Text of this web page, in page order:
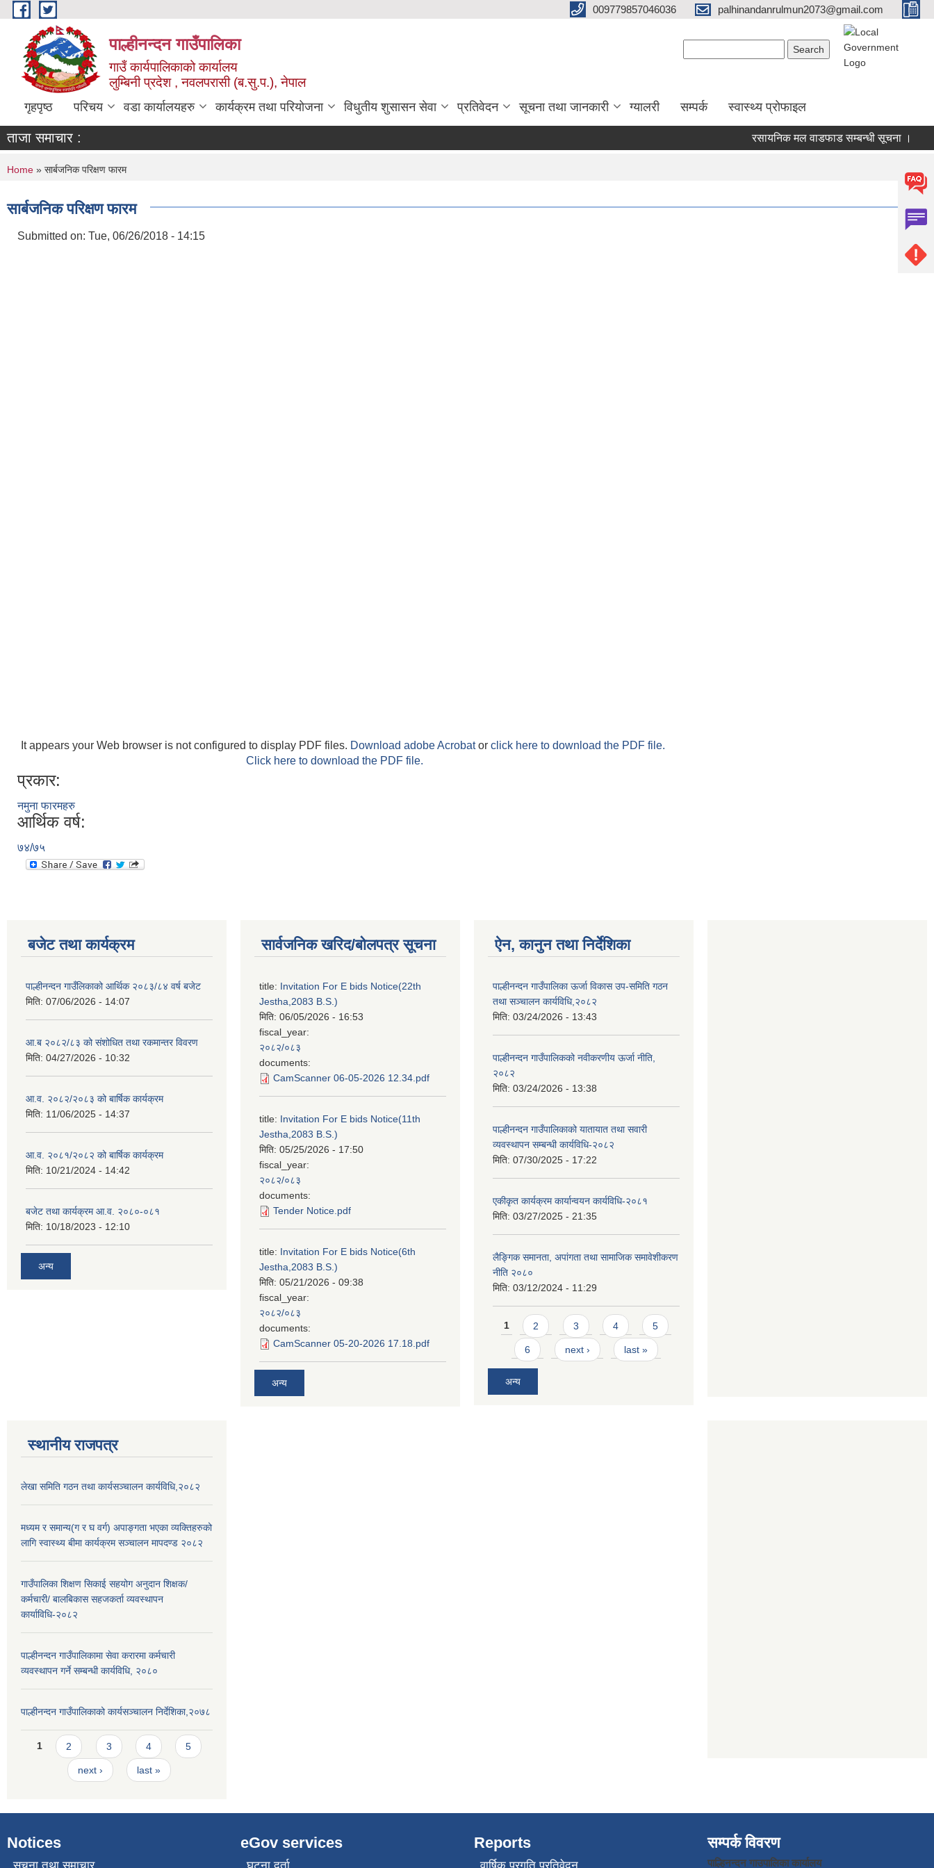
Skip to main content 009779857046036 palhinandanrulmun2073@gmail.com
पाल्हीनन्दन गाउँपालिका
गाउँ कार्यपालिकाको कार्यालय
लुम्बिनी प्रदेश , नवलपरासी (ब.सु.प.), नेपाल
गृहपृष्ठ परिचय वडा कार्यालयहरु कार्यक्रम तथा परियोजना विधुतीय शुसासन सेवा प्रतिवेदन सूचना तथा जानकारी ग्यालरी सम्पर्क स्वास्थ्य प्रोफाइल
ताजा समाचार : रसायनिक मल वाडफाड सम्बन्धी सूचना ।
You are here
Home » सार्बजनिक परिक्षण फारम
सार्बजनिक परिक्षण फारम
Submitted on: Tue, 06/26/2018 - 14:15
It appears your Web browser is not configured to display PDF files. Download adobe Acrobator click here to download the PDF file.
Click here to download the PDF file.
प्रकार:
नमुना फारमहरु
आर्थिक वर्ष:
७४/७५
बजेट तथा कार्यक्रम
पाल्हीनन्दन गाउँलिकाको आर्थिक २०८३/८४ वर्ष बजेट
मिति: 07/06/2026 - 14:07
आ.ब २०८२/८३ को संशोधित तथा रकमान्तर विवरण
मिति: 04/27/2026 - 10:32
आ.व. २०८२/२०८३ को बार्षिक कार्यक्रम
मिति: 11/06/2025 - 14:37
आ.व. २०८१/२०८२ को बार्षिक कार्यक्रम
मिति: 10/21/2024 - 14:42
बजेट तथा कार्यक्रम आ.व. २०८०-०८१
मिति: 10/18/2023 - 12:10
अन्य
सार्वजनिक खरिद/बोलपत्र सूचना
title: Invitation For E bids Notice(22th
Jestha,2083 B.S.)
मिति: 06/05/2026 - 16:53
fiscal_year:
२०८२/०८३
documents:
CamScanner 06-05-2026 12.34.pdf
title: Invitation For E bids Notice(11th
Jestha,2083 B.S.)
मिति: 05/25/2026 - 17:50
fiscal_year:
२०८२/०८३
documents:
Tender Notice.pdf
title: Invitation For E bids Notice(6th
Jestha,2083 B.S.)
मिति: 05/21/2026 - 09:38
fiscal_year:
२०८२/०८३
documents:
CamScanner 05-20-2026 17.18.pdf
अन्य
ऐन, कानुन तथा निर्देशिका
पाल्हीनन्दन गाउँपालिका ऊर्जा विकास उप-समिति गठन
तथा सञ्चालन कार्यविधि,२०८२
मिति: 03/24/2026 - 13:43
पाल्हीनन्दन गाउँपालिकको नवीकरणीय ऊर्जा नीति,
२०८२
मिति: 03/24/2026 - 13:38
पाल्हीनन्दन गाउँपालिकाको यातायात तथा सवारी
व्यवस्थापन सम्बन्धी कार्यविधि-२०८२
मिति: 07/30/2025 - 17:22
एकीकृत कार्यक्रम कार्यान्वयन कार्यविधि-२०८१
मिति: 03/27/2025 - 21:35
लैङ्गिक समानता, अपांगता तथा सामाजिक समावेशीकरण
नीति २०८०
मिति: 03/12/2024 - 11:29
Pages
1 2 3 4 5
6 next › last »
अन्य
स्थानीय राजपत्र
लेखा समिति गठन तथा कार्यसञ्चालन कार्यविधि,२०८२
मध्यम र समान्य(ग र घ वर्ग) अपाङ्गता भएका व्यक्तिहरुको
लागि स्वास्थ्य बीमा कार्यक्रम सञ्चालन मापदण्ड २०८२
गाउँपालिका शिक्षण सिकाई सहयोग अनुदान शिक्षक/
कर्मचारी/ बालबिकास सहजकर्ता व्यवस्थापन
कार्याविधि-२०८२
पाल्हीनन्दन गाउँपालिकामा सेवा करारमा कर्मचारी
व्यवस्थापन गर्ने सम्बन्धी कार्यविधि, २०८०
पाल्हीनन्दन गाउँपालिकाको कार्यसञ्चालन निर्देशिका,२०७८
Pages
1 2 3 4 5
next › last »
Notices eGov services Reports सम्पर्क विवरण
पाल्हिनन्दन गाउपालिका कार्यालय